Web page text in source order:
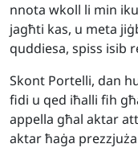
nnota wkoll li min
jagħti kas, u meta
quddiesa, spiss isib
Skont Portelli, dan
fidi u qed iħalli fih
appella għal aktar
aktar ħaġa